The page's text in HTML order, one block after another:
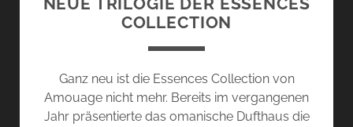
COLLECTION
Ganz neu ist die Essences Collection von
Amouage nicht mehr. Bereits im vergangenen
Jahr präsentierte das omanische Dufthaus die